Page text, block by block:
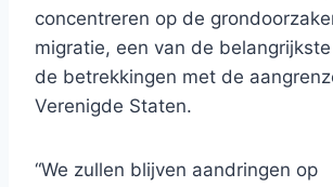
concentreren op de
migratie, een van de
de betrekkingen met de
Verenigde Staten.
“We zullen blijven aandringen op